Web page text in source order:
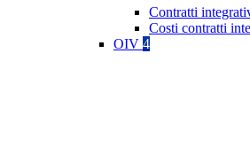
Contratti
Costi contratti
OIV 4